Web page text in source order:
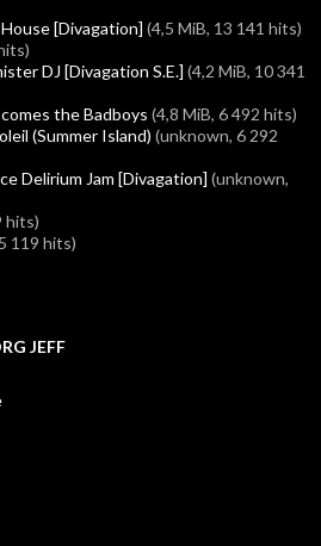
[Divagation] (4,5 MiB, 13 141 hits)
DJ [Divagation S.E.] (4,2 MiB, 10 341
the Badboys (4,8 MiB, 6 492 hits)
(Summer Island) (unknown, 6 292
Delirium Jam [Divagation] (unknown,
hits)
119 hits)
JEFF